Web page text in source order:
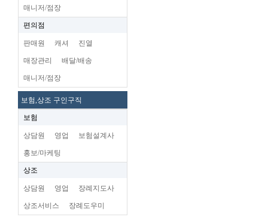
매니저/점장
편의점
판매원 캐셔 진열
매장관리 배달/배송
매니저/점장
보험,상조 구인구직
보험
상담원 영업 보험설계사
홍보/마케팅
상조
상담원 영업 장례지도사
상조서비스 장례도우미